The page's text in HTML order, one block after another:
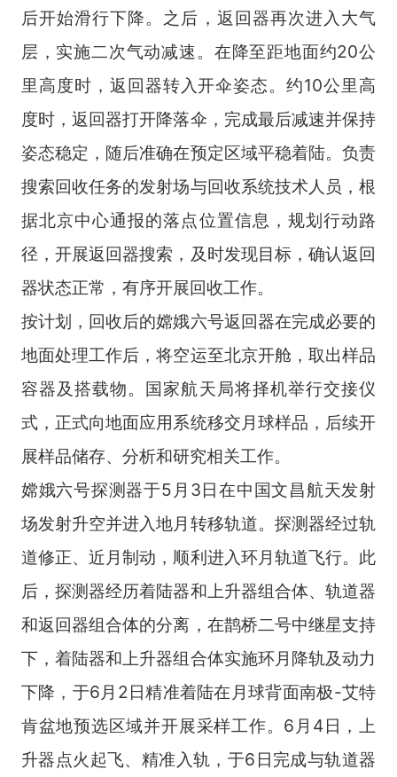
后开始滑行下降。之后，返回器再次进入大气
层，实施二次气动减速。在降至距地面约20公
里高度时，返回器转入开伞姿态。约10公里高
度时，返回器打开降落伞，完成最后减速并保持
姿态稳定，随后准确在预定区域平稳着陆。负责
搜索回收任务的发射场与回收系统技术人员，根
据北京中心通报的落点位置信息，规划行动路
径，开展返回器搜索，及时发现目标，确认返回
器状态正常，有序开展回收工作。
按计划，回收后的嫦娥六号返回器在完成必要的
地面处理工作后，将空运至北京开舱，取出样品
容器及搭载物。国家航天局将择机举行交接仪
式，正式向地面应用系统移交月球样品，后续开
展样品储存、分析和研究相关工作。
嫦娥六号探测器于5 月 3日在中国文昌航天发射
场发射升空并进入地月转移轨道。探测器经过轨
道修正、近月制动，顺利进入环月轨道飞行。此
后，探测器经历着陆器和上升器组合体、轨道器
和返回器组合体的分离，在鹊桥二号中继星支持
下，着陆器和上升器组合体实施环月降轨及动力
下降，于6月 2日精准着陆在月球背面南极-艾特
肯盆地预选区域并开展采样工作。 6 月 4日，上
升器点火起飞、精准入轨，于6 日完成与轨道器